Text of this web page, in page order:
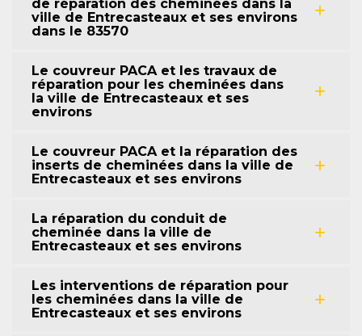
de réparation des cheminées dans la
ville de Entrecasteaux et ses environs
dans le 83570
Le couvreur PACA et les travaux de
réparation pour les cheminées dans
la ville de Entrecasteaux et ses
environs
Le couvreur PACA et la réparation des
inserts de cheminées dans la ville de
Entrecasteaux et ses environs
La réparation du conduit de
cheminée dans la ville de
Entrecasteaux et ses environs
Les interventions de réparation pour
les cheminées dans la ville de
Entrecasteaux et ses environs